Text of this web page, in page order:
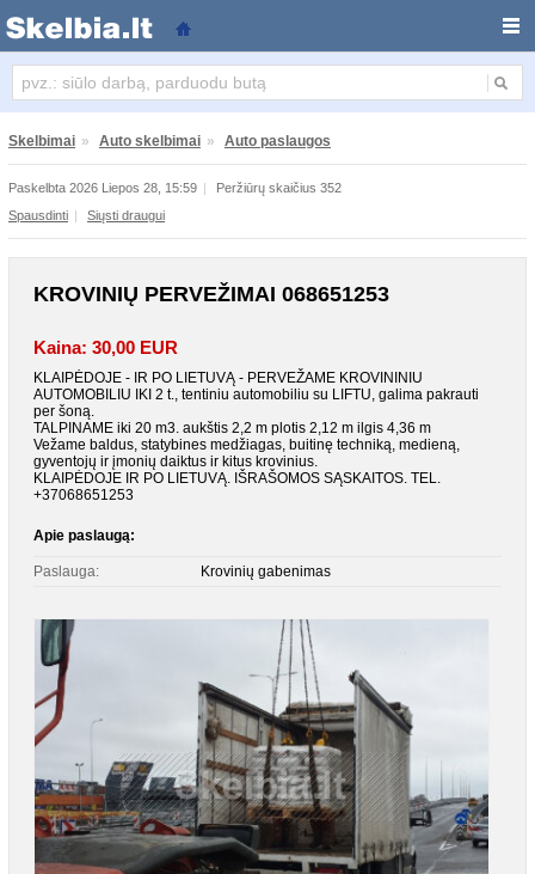
Skelbimai » Auto skelbimai » Auto paslaugos
Paskelbta 2026 Liepos 28, 15:59 |
Peržiūrų skaičius 352
Spausdinti | Siųsti draugui
KROVINIŲ PERVEŽIMAI 068651253
Kaina: 30,00 EUR
KLAIPĖDOJE - IR PO LIETUVĄ - PERVEŽAME KROVININIU
AUTOMOBILIU IKI 2 t., tentiniu automobiliu su LIFTU, galima pakrauti
per šoną.
TALPINAME iki 20 m3. aukštis 2,2 m plotis 2,12 m ilgis 4,36 m
Vežame baldus, statybines medžiagas, buitinę techniką, medieną,
gyventojų ir įmonių daiktus ir kitus krovinius.
KLAIPĖDOJE IR PO LIETUVĄ. IŠRAŠOMOS SĄSKAITOS. TEL.
+37068651253
Apie paslaugą:
Paslauga: Krovinių gabenimas